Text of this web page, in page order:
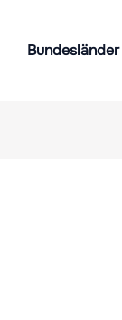
Bundesländer